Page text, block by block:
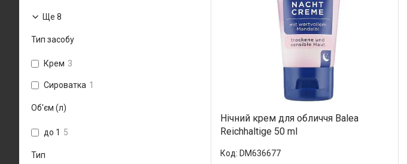
Нічний крем для обличчя Balea
Reichhaltige 50 ml
DM636677
Ще 8
Тип засобу
Крем 3
Сироватка 1
Об'єм (л)
до 1 5
Тип